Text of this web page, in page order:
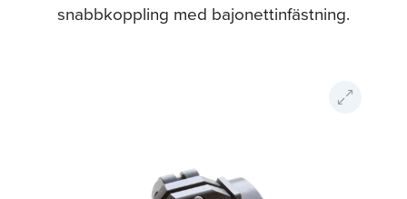
snabbkoppling med bajonettinfästning.